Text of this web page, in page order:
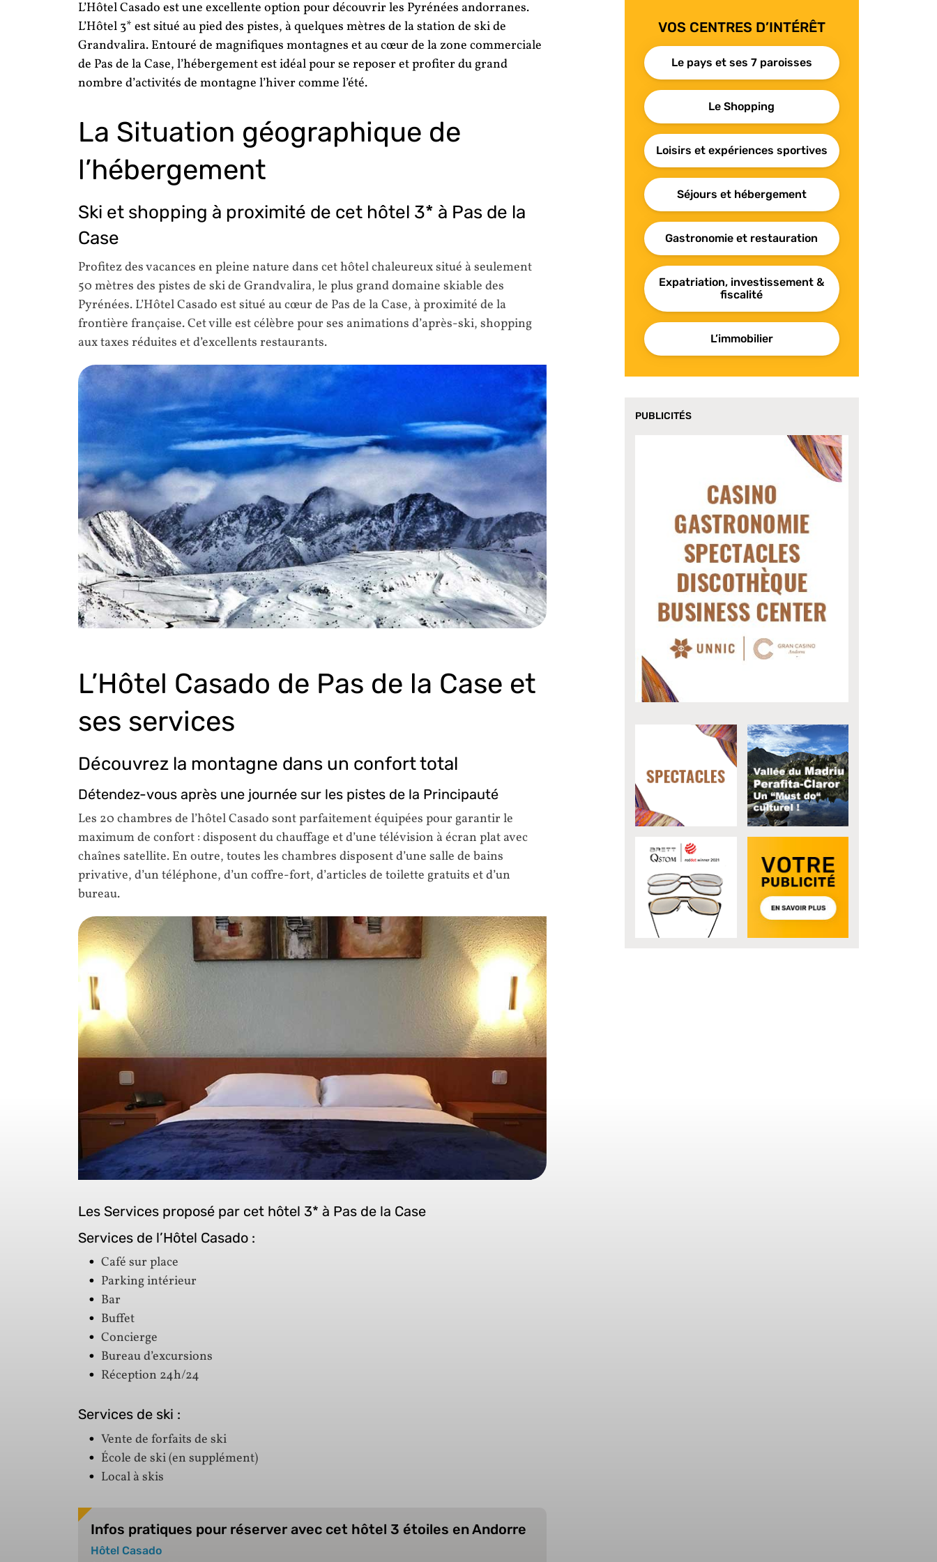
L’Hôtel Casado est une excellente option pour découvrir les Pyrénées andorranes.
L’Hôtel 3* est situé au pied des pistes, à quelques mètres de la station de ski de
Grandvalira. Entouré de magnifiques montagnes et au cœur de la zone commerciale
de Pas de la Case, l’hébergement est idéal pour se reposer et profiter du grand
nombre d’activités de montagne l’hiver comme l’été.
La Situation géographique de
l’hébergement
Ski et shopping à proximité de cet hôtel 3* à Pas de la
Case
Profitez des vacances en pleine nature dans cet hôtel chaleureux situé à seulement
50 mètres des pistes de ski de Grandvalira, le plus grand domaine skiable des
Pyrénées. L’Hôtel Casado est situé au cœur de Pas de la Case, à proximité de la
frontière française. Cet ville est célèbre pour ses animations d’après-ski, shopping
aux taxes réduites et d’excellents restaurants.
L’Hôtel Casado de Pas de la Case et
ses services
Découvrez la montagne dans un confort total
Détendez-vous après une journée sur les pistes de la Principauté
Les 20 chambres de l’hôtel Casado sont parfaitement équipées pour garantir le
maximum de confort : disposent du chauffage et d’une télévision à écran plat avec
chaînes satellite. En outre, toutes les chambres disposent d’une salle de bains
privative, d’un téléphone, d’un coffre-fort, d’articles de toilette gratuits et d’un
bureau.
Les Services proposé par cet hôtel 3* à Pas de la Case
Services de l’Hôtel Casado :
Café sur place
Parking intérieur
Bar
Buffet
Concierge
Bureau d’excursions
Réception 24h/24
Services de ski :
Vente de forfaits de ski
École de ski (en supplément)
Local à skis
Infos pratiques pour réserver avec cet hôtel 3 étoiles en Andorre
Hôtel Casado
VOS CENTRES D’INTÉRÊT
Le pays et ses 7 paroisses
Le Shopping
Loisirs et expériences sportives
Séjours et hébergement
Gastronomie et restauration
Expatriation, investissement &
fiscalité
L’immobilier
PUBLICITÉS